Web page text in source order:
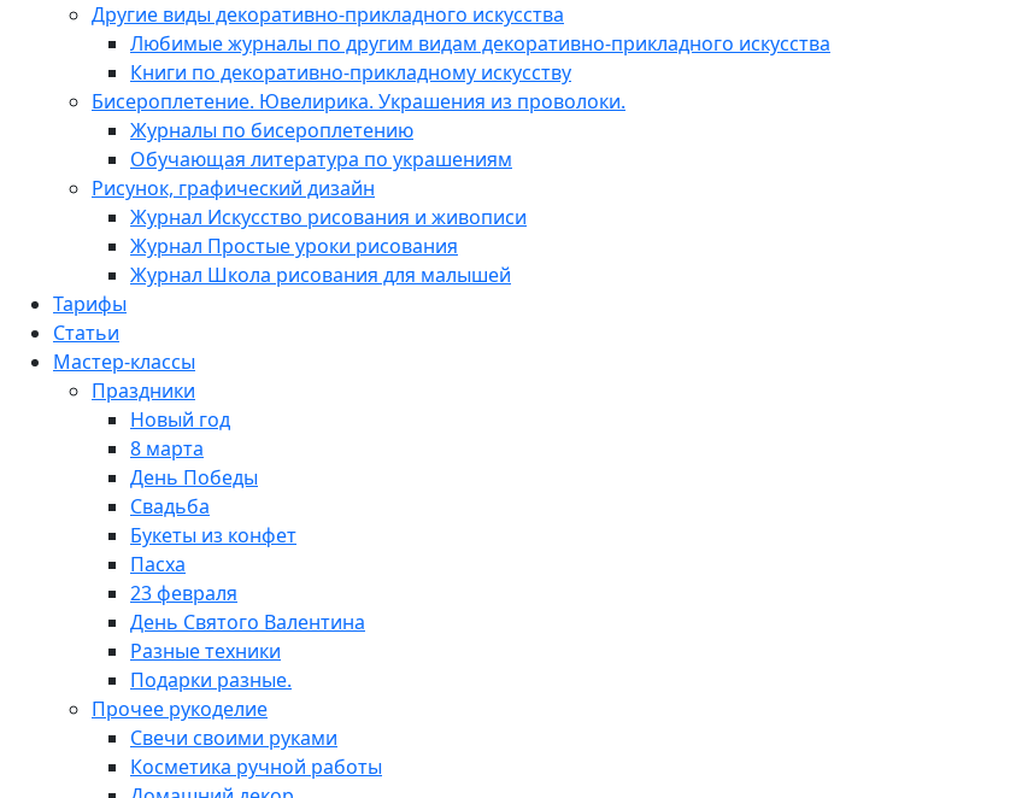
Другие виды декоративно-прикладного искусства
Любимые журналы по другим видам декоративно-прикладного искусства
Книги по декоративно-прикладному искусству
Бисероплетение. Ювелирика. Украшения из проволоки.
Журналы по бисероплетению
Обучающая литература по украшениям
Рисунок, графический дизайн
Журнал Искусство рисования и живописи
Журнал Простые уроки рисования
Журнал Школа рисования для малышей
Тарифы
Статьи
Мастер-классы
Праздники
Новый год
8 марта
День Победы
Свадьба
Букеты из конфет
Пасха
23 февраля
День Святого Валентина
Разные техники
Подарки разные.
Прочее рукоделие
Свечи своими руками
Косметика ручной работы